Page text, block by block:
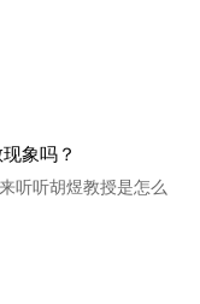
象吗？
听听胡煜教授是怎么